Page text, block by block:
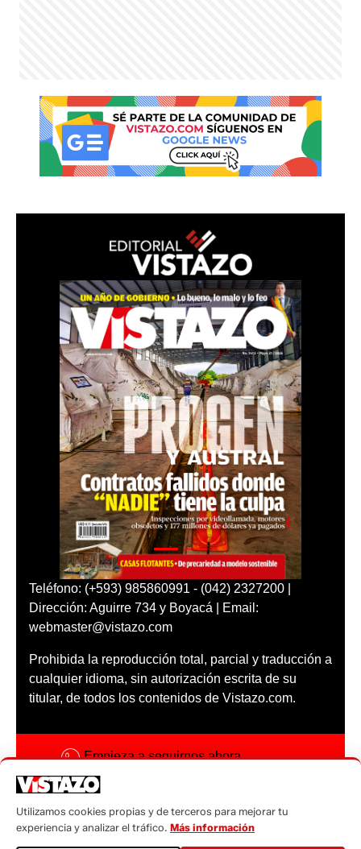
Teléfono: (+593) 985860991 - (042) 2327200 |
Dirección: Aguirre 734 y Boyacá | Email:
webmaster@vistazo.com
Prohibida la reproducción total, parcial y traducción a
cualquier idioma, sin autorización escrita de su
titular, de todos los contenidos de Vistazo.com.
Empieza a seguirnos ahora
Código ética
Sugerencias a:
Utilizamos cookies propias y de terceros para mejorar tu
experiencia y analizar el tráfico. Más información